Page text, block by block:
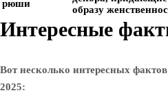
рюши
образу
Интересные
Вот несколько интересных
2025: